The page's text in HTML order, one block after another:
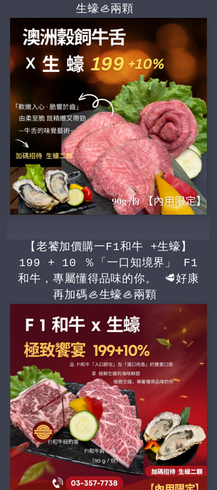
生蠔🦪兩顆
【老饕加價購一F1和牛 +生蠔】
199 + 10 ％「一口知境界」 F1
和牛，專屬懂得品味的你。 🥩好康
再加碼🦪生蠔🦪兩顆